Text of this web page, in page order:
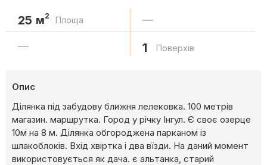
25 м2 Площа —
— 1 Поверхів
Опис
Ділянка під забудову ближня лелековка. 100 метрів
магазин. маршрутка. Город у річку Інгул. Є своє озерце
10м на 8 м. Ділянка обгороджена парканом із
шлакоблоків. Вхід хвіртка і два вїзди. На даний момент
використовується як дача. є альтанка, старий